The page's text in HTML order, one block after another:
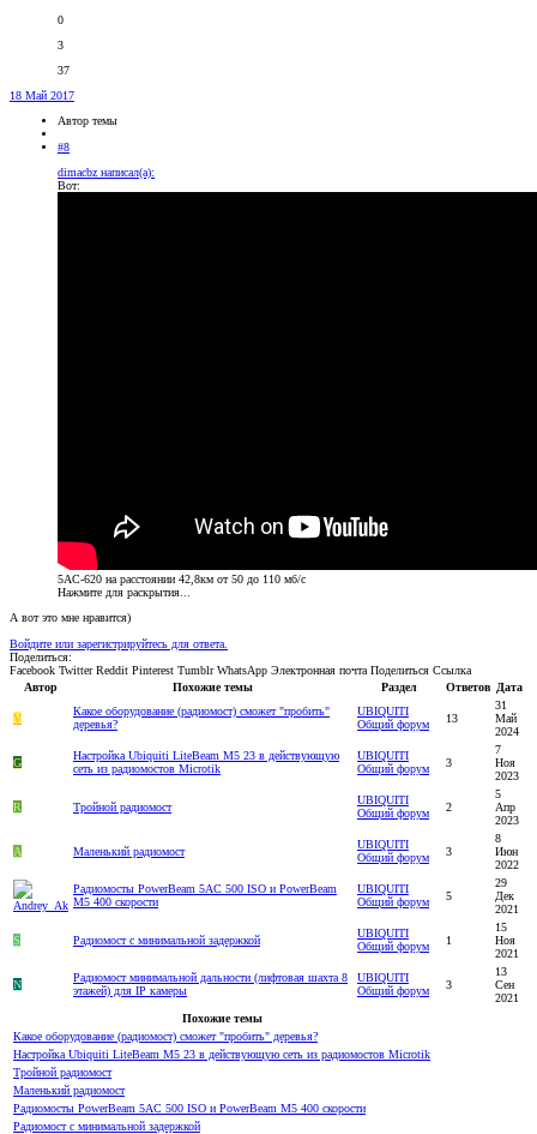
0
3
37
18 Май 2017
Автор темы
#8
dimacbz написал(а):
Вот:
5AC-620 на расстоянии 42,8км от 50 до 110 мб/с
Нажмите для раскрытия...
А вот это мне нравится)
Войдите или зарегистрируйтесь для ответа.
Поделиться:
Facebook Twitter Reddit Pinterest Tumblr WhatsApp Электронная почта Поделиться Ссылка
Автор
Похожие темы Раздел Ответов Дата
V
Какое оборудование (радиомост) сможет "пробить"
деревья?
UBIQUITI
Общий форум
13
31
Май
2024
G
Настройка Ubiquiti LiteBeam M5 23 в действующую
сеть из радиомостов Microtik
UBIQUITI
Общий форум
3
7
Ноя
2023
R Тройной радиомост
UBIQUITI
Общий форум
2
5
Апр
2023
A Маленький радиомост
UBIQUITI
Общий форум
3
8
Июн
2022
Радиомосты PowerBeam 5AC 500 ISO и PowerBeam
M5 400 скорости
UBIQUITI
Общий форум
5
29
Дек
2021
S Радиомост с минимальной задержкой
UBIQUITI
Общий форум
1
15
Ноя
2021
N
Радиомост минимальной дальности (лифтовая шахта 8
этажей) для IP камеры
UBIQUITI
Общий форум
3
13
Сен
2021
Похожие темы
Какое оборудование (радиомост) сможет "пробить" деревья?
Настройка Ubiquiti LiteBeam M5 23 в действующую сеть из радиомостов Microtik
Тройной радиомост
Маленький радиомост
Радиомосты PowerBeam 5AC 500 ISO и PowerBeam M5 400 скорости
Радиомост с минимальной задержкой